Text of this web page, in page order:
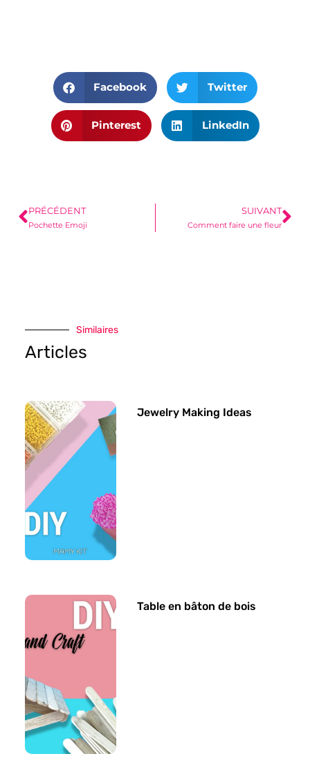
Facebook Twitter
Pinterest LinkedIn
PRÉCÉDENT
Pochette Emoji
SUIVANT
Comment faire une fleur
Similaires
Articles
Jewelry Making Ideas
Table en bâton de bois